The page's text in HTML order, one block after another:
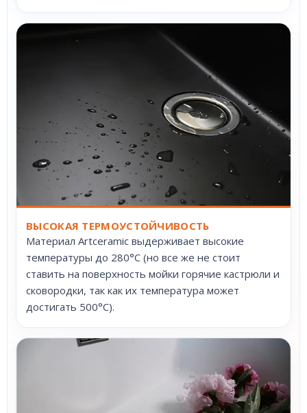
ВЫСОКАЯ ТЕРМОУСТОЙЧИВОСТЬ
Материал Artceramic выдерживает высокие
температуры до 280°С (но все же не стоит
ставить на поверхность мойки горячие кастрюли и
сковородки, так как их температура может
достигать 500°С).